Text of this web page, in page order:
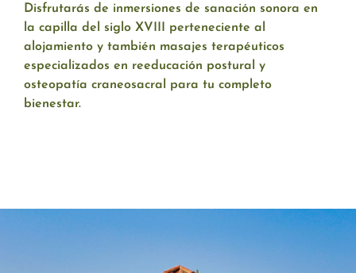
Disfrutarás de inmersiones de sanación sonora en
la capilla del siglo XVIII perteneciente al
alojamiento y también masajes terapéuticos
especializados en reeducación postural y
osteopatía craneosacral para tu completo
bienestar.